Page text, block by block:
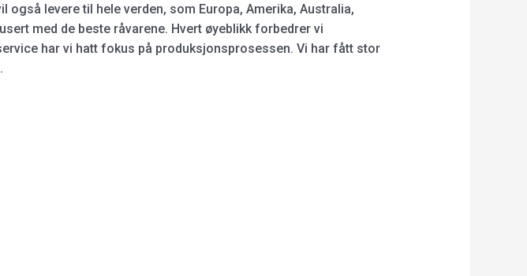
levere til hele verden, som Europa, Amerika, Australia,
med de beste råvarene. Hvert øyeblikk forbedrer vi
har vi hatt fokus på produksjonsprosessen. Vi har fått stor